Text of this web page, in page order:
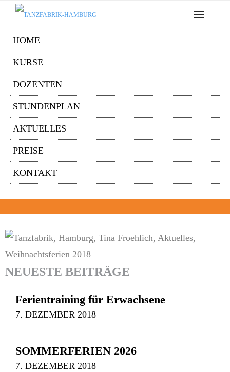
HOME
KURSE
DOZENTEN
STUNDENPLAN
AKTUELLES
PREISE
KONTAKT
NEUESTE BEITRÄGE
Ferientraining für Erwachsene
7. DEZEMBER 2018
SOMMERFERIEN 2026
7. DEZEMBER 2018